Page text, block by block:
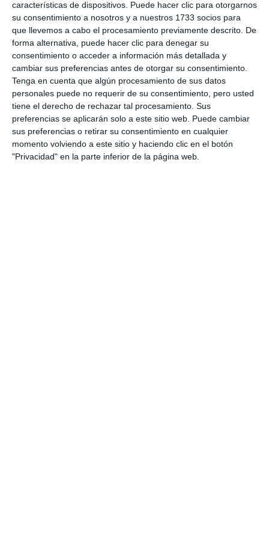
características de dispositivos. Puede hacer clic para otorgarnos
su consentimiento a nosotros y a nuestros 1733 socios para
que llevemos a cabo el procesamiento previamente descrito. De
forma alternativa, puede hacer clic para denegar su
consentimiento o acceder a información más detallada y
cambiar sus preferencias antes de otorgar su consentimiento.
Tenga en cuenta que algún procesamiento de sus datos
personales puede no requerir de su consentimiento, pero usted
tiene el derecho de rechazar tal procesamiento. Sus
preferencias se aplicarán solo a este sitio web. Puede cambiar
sus preferencias o retirar su consentimiento en cualquier
momento volviendo a este sitio y haciendo clic en el botón
"Privacidad" en la parte inferior de la página web.